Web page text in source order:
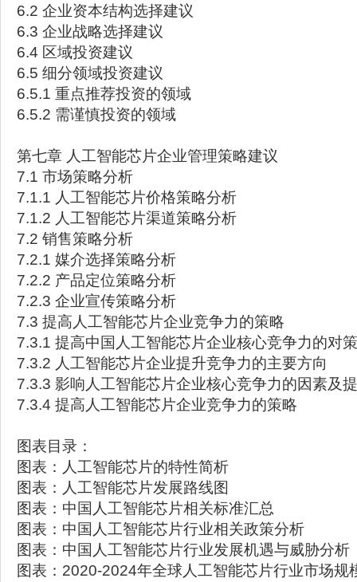
6.2 企业资本结构选择建议
6.3 企业战略选择建议
6.4 区域投资建议
6.5 细分领域投资建议
6.5.1 重点推荐投资的领域
6.5.2 需谨慎投资的领域
第七章 人工智能芯片企业管理策略建议
7.1 市场策略分析
7.1.1 人工智能芯片价格策略分析
7.1.2 人工智能芯片渠道策略分析
7.2 销售策略分析
7.2.1 媒介选择策略分析
7.2.2 产品定位策略分析
7.2.3 企业宣传策略分析
7.3 提高人工智能芯片企业竞争力的策略
7.3.1 提高中国人工智能芯片企业核心竞争力的对策
7.3.2 人工智能芯片企业提升竞争力的主要方向
7.3.3 影响人工智能芯片企业核心竞争力的因素及
7.3.4 提高人工智能芯片企业竞争力的策略
图表目录：
图表：人工智能芯片的特性简析
图表：人工智能芯片发展路线图
图表：中国人工智能芯片相关标准汇总
图表：中国人工智能芯片行业相关政策分析
图表：中国人工智能芯片行业发展机遇与威胁分析
图表：2020-2024年全球人工智能芯片行业市场规